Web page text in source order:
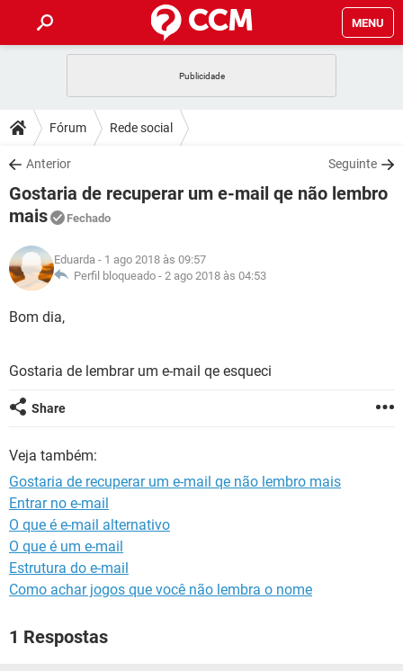
MENU
CELULAR
OUTLOOK
INSTAGRAM GMAIL
GUIA DE COMPRAS
DICAS
JOGOS
OUTLOOK
GUIA DE COMPRAS
DOWNLOADS
JOGOS WHATSAPP
CELULAR
OUTLOOK
INSTAGRAM
GUIA DE COMPRAS
FÓRUM
CELULAR FACEBOOK
GUIA DE COMPRAS
GLOSSÁRIO
JOGOS
CELULAR
INSTAGRAM GMAIL
GUIA DE COMPRAS
Fórum Rede social
Anterior Seguinte
Gostaria de recuperar um e-mail qe não lembro
mais
Fechado
Eduarda - 1 ago 2018 às 09:57
Perfil bloqueado - 2 ago 2018 às 04:53
Bom dia,
Gostaria de lembrar um e-mail qe esqueci
Share
Veja também:
Gostaria de recuperar um e-mail qe não lembro mais
Entrar no e-mail
O que é e-mail alternativo
O que é um e-mail
Estrutura do e-mail
Como achar jogos que você não lembra o nome
1 Respostas